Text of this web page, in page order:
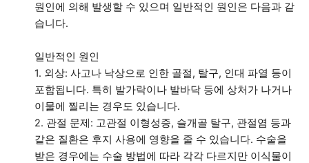
원인에 의해 발생할 수 있으며 일반적인 원인은 다음과 같
습니다.
일반적인 원인
1. 외상: 사고나 낙상으로 인한 골절, 탈구, 인대 파열 등이
포함됩니다. 특히 발가락이나 발바닥 등에 상처가 나거나
이물에 찔리는 경우도 있습니다.
2. 관절 문제: 고관절 이형성증, 슬개골 탈구, 관절염 등과
같은 질환은 후지 사용에 영향을 줄 수 있습니다. 수술을
받은 경우에는 수술 방법에 따라 각각 다르지만 이식물이